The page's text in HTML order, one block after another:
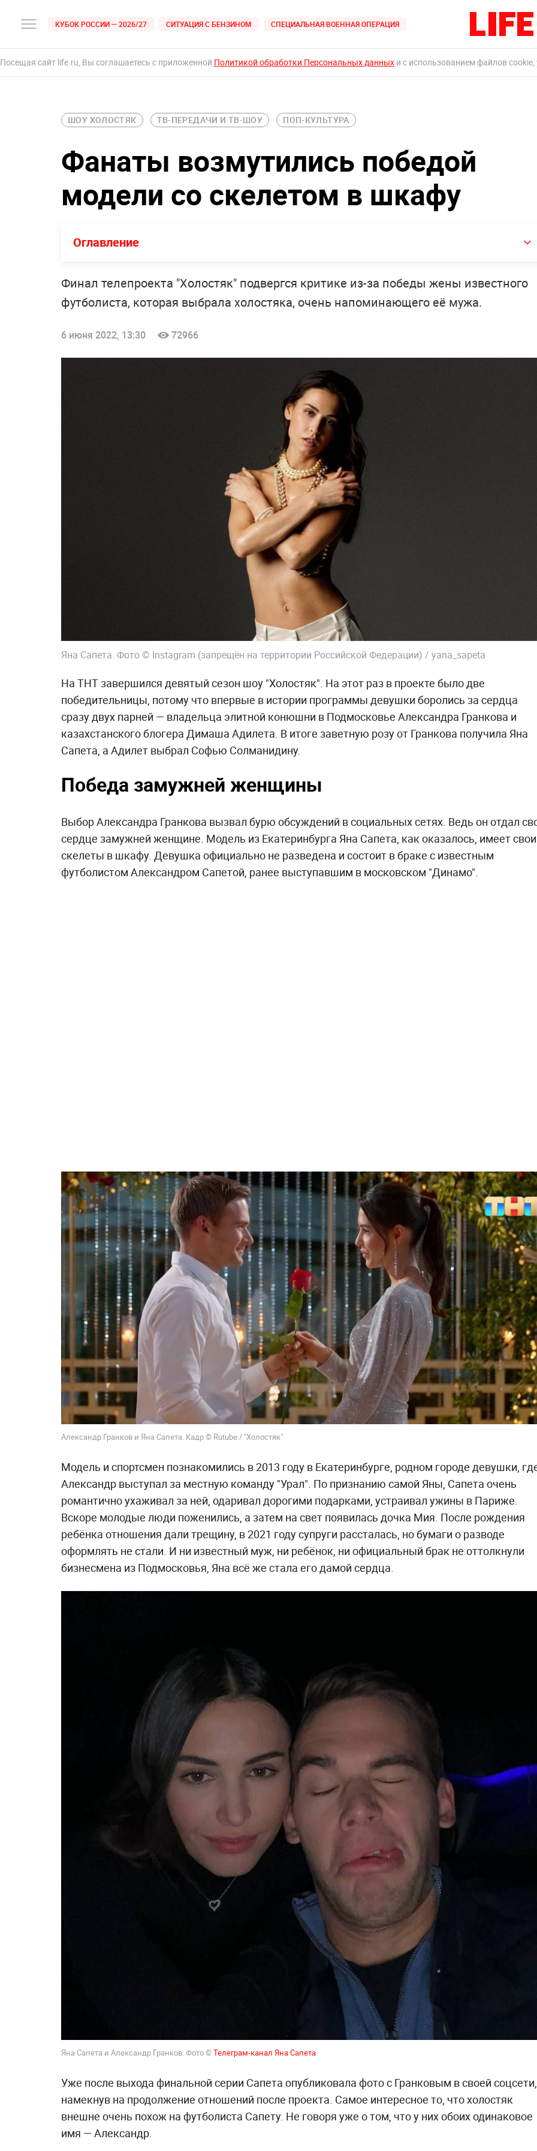
КУБОК РОССИИ — 2026/27 СИТУАЦИЯ С БЕНЗИНОМ СПЕЦИАЛЬНАЯ ВОЕННАЯ ОПЕРАЦИЯ
Посещая сайт life.ru, Вы соглашаетесь с приложенной Политикой обработки Персональных данных и с использованием файлов
ШОУ ХОЛОСТЯК ТВ-ПЕРЕДАЧИ И ТВ-ШОУ ПОП-КУЛЬТУРА
Фанаты возмутились победой
модели со скелетом в шкафу
Оглавление
Финал телепроекта "Холостяк" подвергся критике из-за победы жены известного
футболиста, которая выбрала холостяка, очень напоминающего её мужа.
6 июня 2022, 13:30 72966
Яна Сапета. Фото © Instagram (запрещён на территории Российской Федерации) / yana_sapeta
На ТНТ завершился девятый сезон шоу "Холостяк". На этот раз в проекте было две
победительницы, потому что впервые в истории программы девушки боролись за сердца
сразу двух парней — владельца элитной конюшни в Подмосковье Александра Гранкова и
казахстанского блогера Димаша Адилета. В итоге заветную розу от Гранкова получила Яна
Сапета, а Адилет выбрал Софью Солманидину.
Победа замужней женщины
Выбор Александра Гранкова вызвал бурю обсуждений в социальных сетях. Ведь он отдал
сердце замужней женщине. Модель из Екатеринбурга Яна Сапета, как оказалось, имеет свои
скелеты в шкафу. Девушка официально не разведена и состоит в браке с известным
футболистом Александром Сапетой, ранее выступавшим в московском "Динамо".
Александр Гранков и Яна Сапета. Кадр © Rutube / "Холостяк"
Модель и спортсмен познакомились в 2013 году в Екатеринбурге, родном городе девушки,
Александр выступал за местную команду "Урал". По признанию самой Яны, Сапета очень
романтично ухаживал за ней, одаривал дорогими подарками, устраивал ужины в Париже.
Вскоре молодые люди поженились, а затем на свет появилась дочка Мия. После рождения
ребёнка отношения дали трещину, в 2021 году супруги рассталась, но бумаги о разводе
оформлять не стали. И ни известный муж, ни ребёнок, ни официальный брак не оттолкнули
бизнесмена из Подмосковья, Яна всё же стала его дамой сердца.
Яна Сапета и Александр Гранков. Фото ©Телеграм-канал Яна Сапета
Уже после выхода финальной серии Сапета опубликовала фото с Гранковым в своей соцсети,
намекнув на продолжение отношений после проекта. Самое интересное то, что холостяк
внешне очень похож на футболиста Сапету. Не говоря уже о том, что у них обоих одинаковое
имя — Александр.